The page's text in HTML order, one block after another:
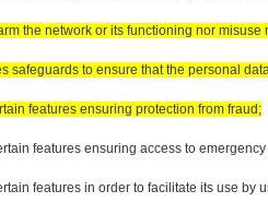
the network or its functioning nor
safeguards to ensure that the personal
features ensuring protection from fraud;
features ensuring access to
features in order to facilitate its use by